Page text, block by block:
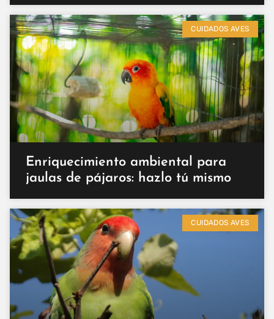
CUIDADOS AVES
Enriquecimiento ambiental para
jaulas de pájaros: hazlo tú mismo
CUIDADOS AVES